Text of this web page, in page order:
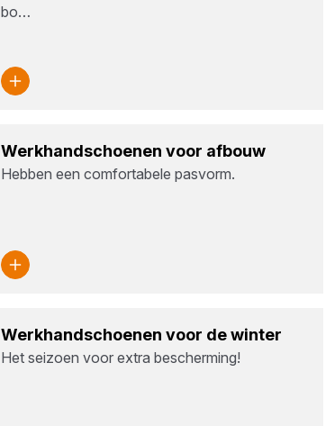
bo…
Werk­hand­schoe­nen voor afbouw
Hebben een comfortabele pasvorm.
Werk­hand­schoe­nen voor de win­ter
Het seizoen voor extra bescherming!